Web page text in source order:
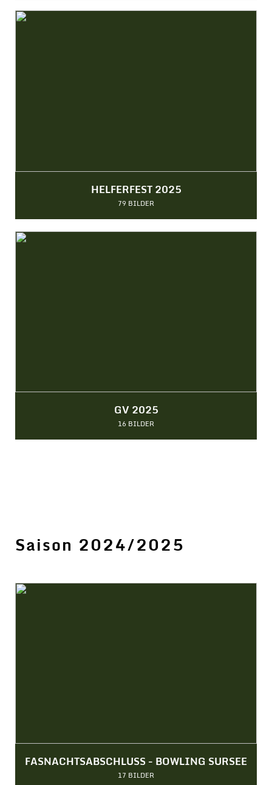
HELFERFEST 2025
79 BILDER
GV 2025
16 BILDER
Saison 2024/2025
FASNACHTSABSCHLUSS - BOWLING SURSEE
17 BILDER